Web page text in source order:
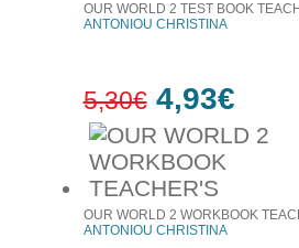
OUR WORLD 2 TEST BOOK
ANTONIOU CHRISTINA
5,30€ 4,93€
OUR WORLD 2 WORKBOOK
ANTONIOU CHRISTINA